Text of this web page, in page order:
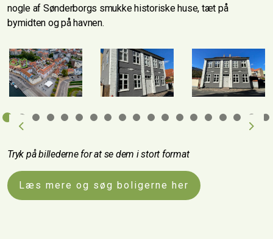
nogle af Sønderborgs smukke historiske huse, tæt på
bymidten og på havnen.
Previous
Tryk på billederne for at se dem i stort format
Læs mere og søg boligerne her